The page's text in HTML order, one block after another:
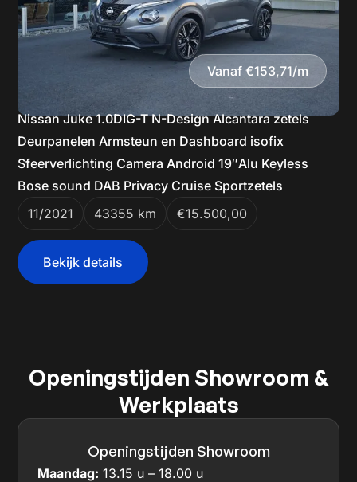
Vanaf €153,71/m
Nissan Juke 1.0DIG-T N-Design Alcantara zetels
Deurpanelen Armsteun en Dashboard isofix
Sfeerverlichting Camera Android 19″Alu Keyless
Bose sound DAB Privacy Cruise Sportzetels
11/2021
43355 km €15.500,00
Bekijk details
Openingstijden Showroom &
Werkplaats
Openingstijden Showroom
Maandag: 13.15 u – 18.00 u